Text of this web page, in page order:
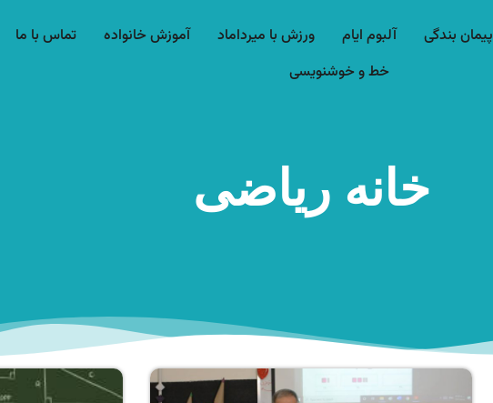
پیمان بندگی آلبوم ایام ورزش با میرداماد​ آموزش خانواده تماس با ما
خط و خوشنویسی
خانه ریاضی